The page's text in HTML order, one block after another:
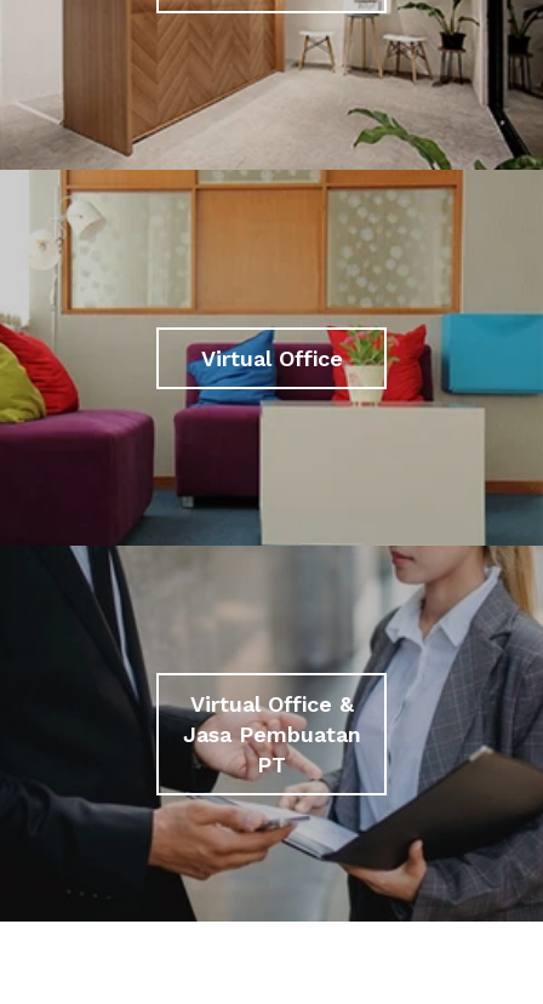
Virtual Office
Virtual Office &
Jasa Pembuatan
PT